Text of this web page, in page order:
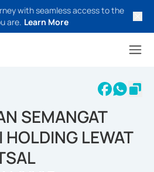
with seamless access to the
are. Learn More
SEMANGAT
HOLDING LEWAT